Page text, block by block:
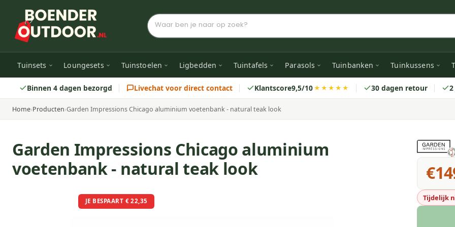
Tuinsets Loungesets Tuinstoelen Ligbedden Tuintafels Parasols Tuinbanken Tuinkussens
Binnen 4 dagen bezorgd Livechat voor direct contact Klantscore9,5/10★★★★★ 30 dagen retour
Home›Producten›Garden Impressions Chicago aluminium voetenbank - natural teak look
Garden Impressions Chicago aluminium
voetenbank - natural teak look
JE BESPAART € 22,35 Tijdelijk